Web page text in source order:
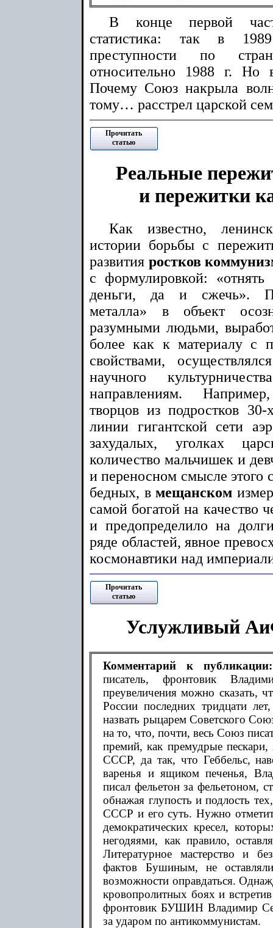
В конце первой
статистика: так в
преступности по
относительно 1988 г.
Почему Союз накрыла
тому… расстрел царской
Прочитать
статью
Реальные
и пережитки
Как известно,
истории борьбы с
развития ростков
с формулировкой: «отнять
деньги, да и сжечь».
металла» в объект
разумными людьми,
более как к материалу с
свойствами,
научного
направлениям.
творцов из подростков
линии гигантской сети
захудалых, уголках
количество мальчишек и
и переносном смысле
бедных, в мещанском
самой богатой на качество
и предопределило на
ряде областей, явное
космонавтики над
Прочитать
статью
Услужливый
Комментарий к публикации:
писатель, фронтовик
преувеличения можно сказать,
России последних тридцати
назвать рыцарем Советского
на то, что, почти, весь Союз
премий, как премудрые
СССР, да так, что Геббельс,
варенья и ящиком печенья,
писал фельетон за фельетоном,
обнажая глупость и подлость
СССР и его суть. Нужно
демократических кресел,
негодяями, как правило,
Литературное мастерство и
фактов Бушиным, не
возможности оправдаться.
кровопролитных боях и
фронтовик БУШИН Владимир
за ударом по антикоммунистам.